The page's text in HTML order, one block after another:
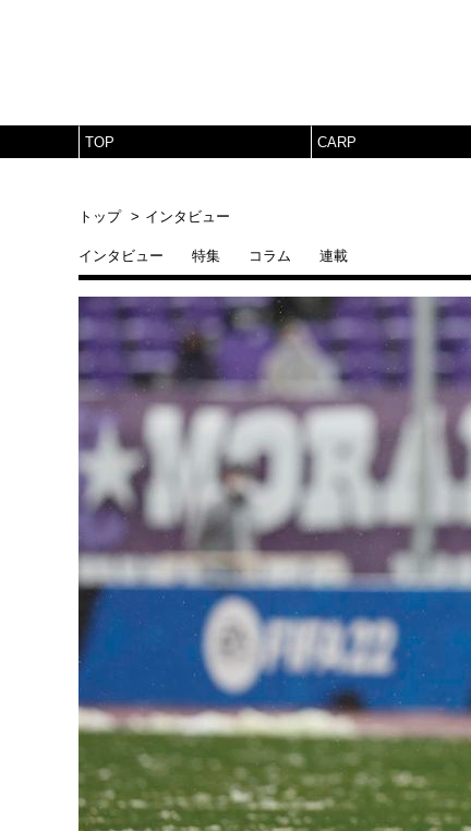
TOP CARP
トップ インタビュー
インタビュー 特集 コラム 連載